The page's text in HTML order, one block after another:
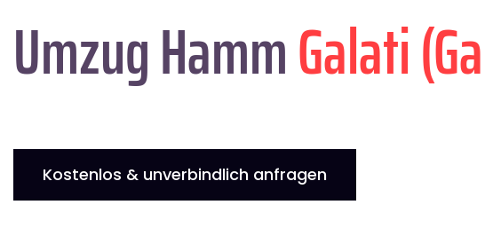
Umzug HammGalati
Kostenlos & unverbindlich anfragen